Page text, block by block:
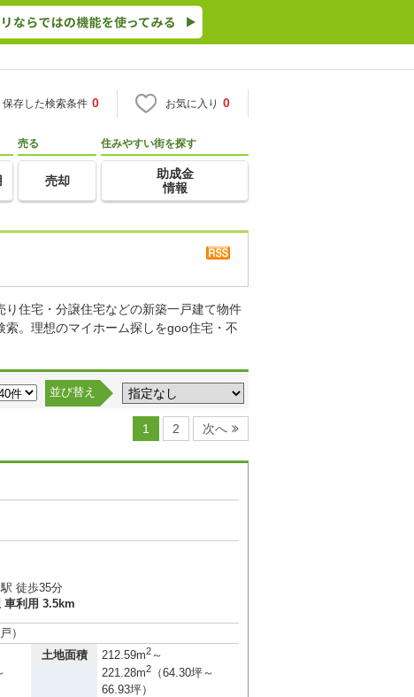
保存した検索条件 0 お気に入り 0
売る
売却
住みやすい街を探す
助成金
情報
住宅・分譲住宅などの新築一戸建て物件
。理想のマイホーム探しをgoo住宅・不
並び替え
1 2 次へ
徒歩35分
車利用 3.5km
）
土地面積 212.59m2～
221.28m2
（64.30坪～
66.93坪）